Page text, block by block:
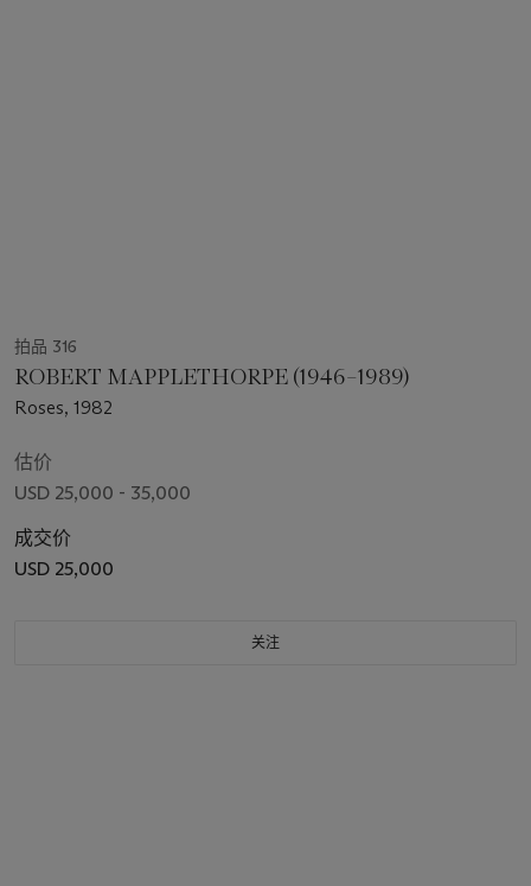
拍品 316
ROBERT MAPPLETHORPE (1946–1989)
Roses, 1982
估价
USD 25,000 - 35,000
成交价
USD 25,000
关注